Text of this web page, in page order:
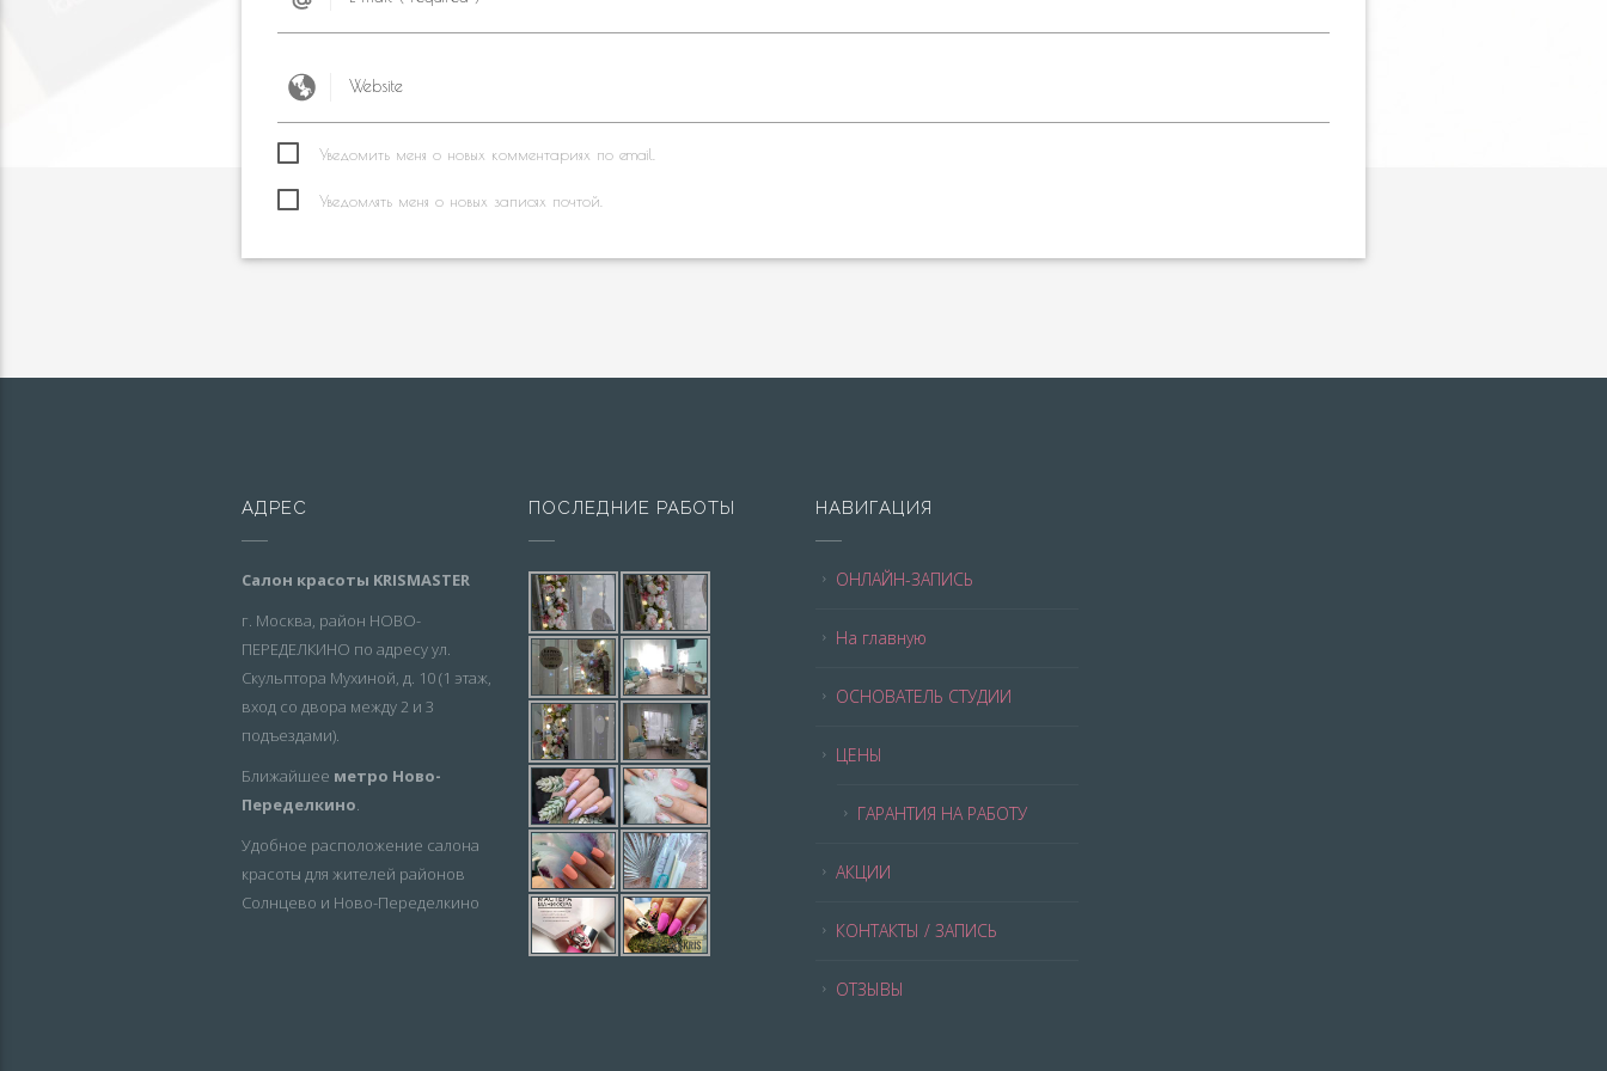
Уведомить меня о новых комментариях по email.
Уведомлять меня о новых записях почтой.
АДРЕС
Салон красоты KRISMASTER
г. Москва, район НОВО-
ПЕРЕДЕЛКИНО по адресу ул.
Скульптора Мухиной, д. 10 (1 этаж,
вход со двора между 2 и 3
подъездами).
Ближайшее метро Ново-
Переделкино.
Удобное расположение салона
красоты для жителей районов
Солнцево и Ново-Переделкино
ПОСЛЕДНИЕ РАБОТЫ НАВИГАЦИЯ
ОНЛАЙН-ЗАПИСЬ
На главную
ОСНОВАТЕЛЬ СТУДИИ
ЦЕНЫ
ГАРАНТИЯ НА РАБОТУ
АКЦИИ
КОНТАКТЫ / ЗАПИСЬ
ОТЗЫВЫ